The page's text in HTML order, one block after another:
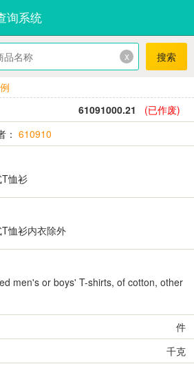
询系统
x 搜索
61091000.21
(已作废)
： 610910
恤衫
恤衫内衣除外
men's or boys' T-shirts, of cotton, other
件
千克